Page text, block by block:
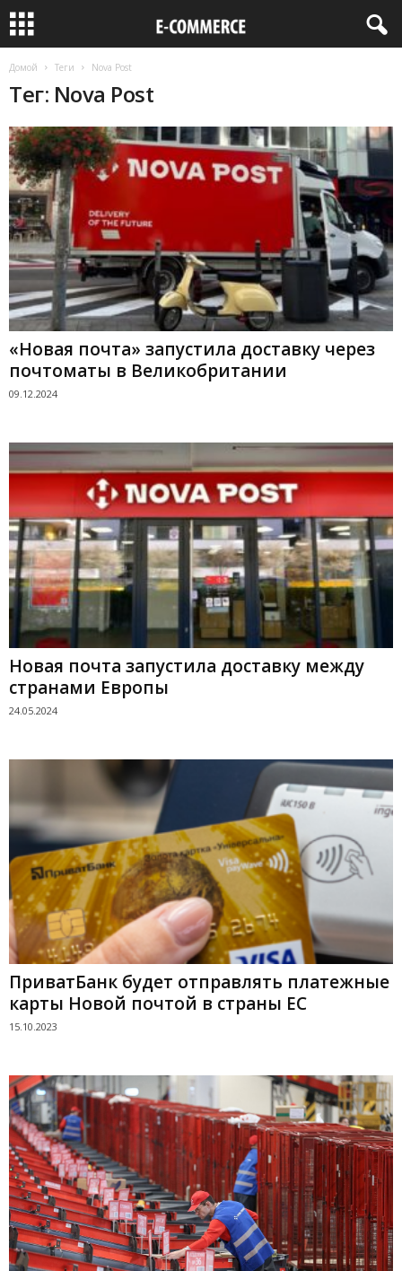
Домой Теги Nova Post
Тег: Nova Post
«Новая почта» запустила доставку через
почтоматы в Великобритании
09.12.2024
Новая почта запустила доставку между
странами Европы
24.05.2024
ПриватБанк будет отправлять платежные
карты Новой почтой в страны ЕС
15.10.2023